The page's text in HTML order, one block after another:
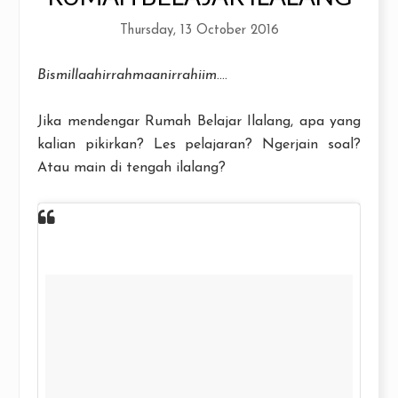
Thursday, 13 October 2016
Bismillaahirrahmaanirrahiim....
Jika mendengar Rumah Belajar Ilalang, apa yang
kalian pikirkan? Les pelajaran? Ngerjain soal?
Atau main di tengah ilalang?